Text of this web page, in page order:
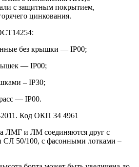
с защитным покрытием,
цинкования.
без крышки — IР00;
— IР00;
– IР30;
— IР00.
Код ОКП 34 4961
ЛМГ и ЛМ соединяются друг с
СЛ 50/100, с фасонными лотками –